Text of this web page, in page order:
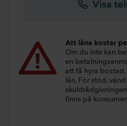
Visa
Att låna kostar
Om du inte kan
en
att få hyra
lån. För stöd,
finns på